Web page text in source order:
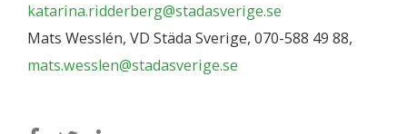
katarina.ridderberg@stadasverige.se
Mats Wesslén, VD Städa Sverige, 070-588 49 88,
mats.wesslen@stadasverige.se